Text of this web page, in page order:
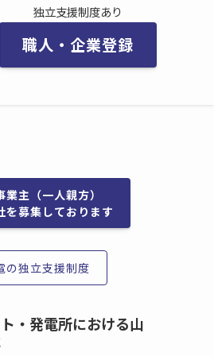
独立支援制度あり
職人・企業登録
業主（一人親方）
を募集しております
の独立支援制度
・発電所における山